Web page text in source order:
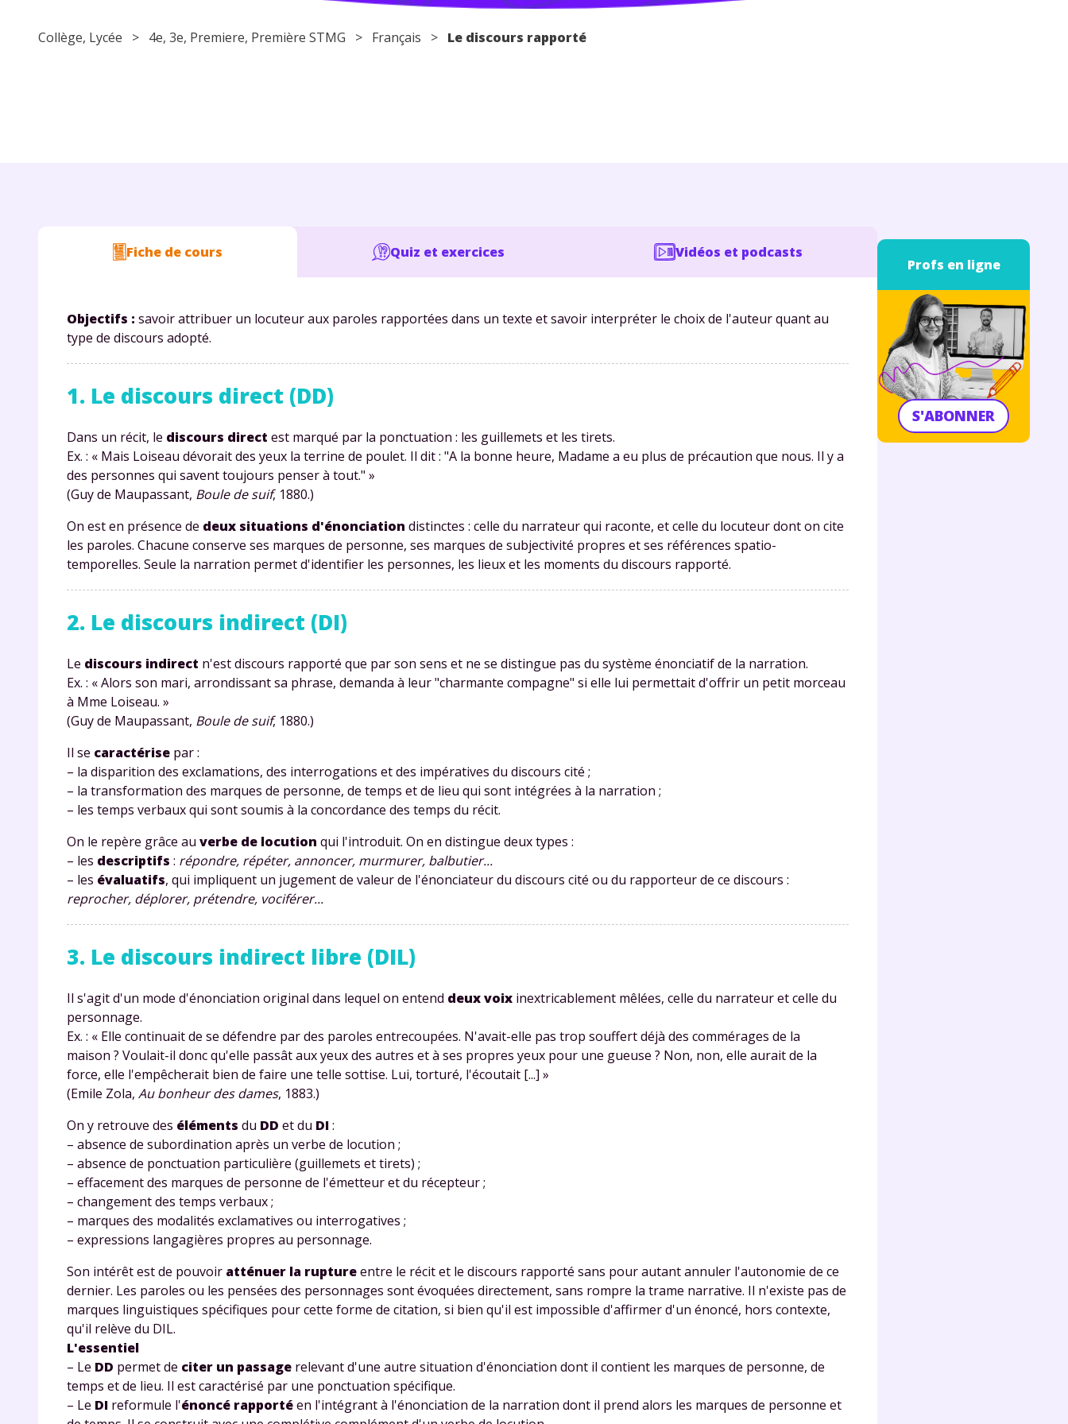
Collège, Lycée > 4e, 3e, Premiere, Première STMG > Français > Le discours rapporté
Fiche de cours Quiz et exercices Vidéos et podcasts
Objectifs : savoir attribuer un locuteur aux paroles rapportées dans un texte et savoir interpréter le choix de l'auteur quant au
type de discours adopté.
1. Le discours direct (DD)
Dans un récit, le discours direct est marqué par la ponctuation : les guillemets et les tirets.
Ex. : « Mais Loiseau dévorait des yeux la terrine de poulet. Il dit : "A la bonne heure, Madame a eu plus de précaution que nous. Il y a
des personnes qui savent toujours penser à tout." »
(Guy de Maupassant, Boule de suif, 1880.)
On est en présence de deux situations d'énonciation distinctes : celle du narrateur qui raconte, et celle du locuteur dont on cite
les paroles. Chacune conserve ses marques de personne, ses marques de subjectivité propres et ses références spatio-
temporelles. Seule la narration permet d'identifier les personnes, les lieux et les moments du discours rapporté.
2. Le discours indirect (DI)
Le discours indirect n'est discours rapporté que par son sens et ne se distingue pas du système énonciatif de la narration.
Ex. : « Alors son mari, arrondissant sa phrase, demanda à leur "charmante compagne" si elle lui permettait d'offrir un petit morceau
à Mme Loiseau. »
(Guy de Maupassant, Boule de suif, 1880.)
Il se caractérise par :
– la disparition des exclamations, des interrogations et des impératives du discours cité ;
– la transformation des marques de personne, de temps et de lieu qui sont intégrées à la narration ;
– les temps verbaux qui sont soumis à la concordance des temps du récit.
On le repère grâce au verbe de locution qui l'introduit. On en distingue deux types :
– les descriptifs : répondre, répéter, annoncer, murmurer, balbutier...
– les évaluatifs, qui impliquent un jugement de valeur de l'énonciateur du discours cité ou du rapporteur de ce discours :
reprocher, déplorer, prétendre, vociférer...
3. Le discours indirect libre (DIL)
Il s'agit d'un mode d'énonciation original dans lequel on entend deux voix inextricablement mêlées, celle du narrateur et celle du
personnage.
Ex. : « Elle continuait de se défendre par des paroles entrecoupées. N'avait-elle pas trop souffert déjà des commérages de la
maison ? Voulait-il donc qu'elle passât aux yeux des autres et à ses propres yeux pour une gueuse ? Non, non, elle aurait de la
force, elle l'empêcherait bien de faire une telle sottise. Lui, torturé, l'écoutait [...] »
(Emile Zola, Au bonheur des dames, 1883.)
On y retrouve des éléments du DD et du DI:
– absence de subordination après un verbe de locution ;
– absence de ponctuation particulière (guillemets et tirets) ;
– effacement des marques de personne de l'émetteur et du récepteur ;
– changement des temps verbaux ;
– marques des modalités exclamatives ou interrogatives ;
– expressions langagières propres au personnage.
Son intérêt est de pouvoir atténuer la ruptureentre le récit et le discours rapporté sans pour autant annuler l'autonomie de ce
dernier. Les paroles ou les pensées des personnages sont évoquées directement, sans rompre la trame narrative. Il n'existe pas de
marques linguistiques spécifiques pour cette forme de citation, si bien qu'il est impossible d'affirmer d'un énoncé, hors contexte,
qu'il relève du DIL.
L'essentiel
– Le DD permet de citer un passage relevant d'une autre situation d'énonciation dont il contient les marques de personne, de
temps et de lieu. Il est caractérisé par une ponctuation spécifique.
– Le DI reformule l'énoncé rapportéen l'intégrant à l'énonciation de la narration dont il prend alors les marques de personne et
Profs en ligne
S'ABONNER
Envie de progresser et de
réussir votre année scolaire ?
Fiches de cours et vidéos
exercices corrigés,
du CP à la Terminale